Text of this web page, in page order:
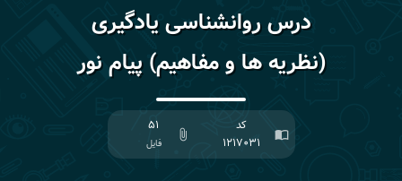
درس روانشناسی یادگیری
(نظریه ها و مفاهیم) پیام نور
import_contacts
کد
۱۲۱۷۰۳۱
attach_file
۵۱
فایل